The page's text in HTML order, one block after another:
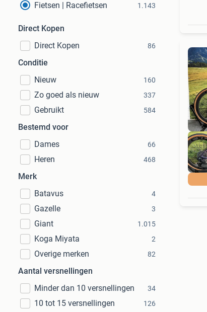
Fietsen | Racefietsen
1.143
Direct Kopen
Direct Kopen
86
Conditie
Nieuw
160
Zo goed als nieuw 337
Gebruikt 584
Bestemd voor
Dames
66
Heren 468
Merk
Batavus
4
Gazelle 3
Giant 1.015
Koga Miyata 2
Overige merken 82
Aantal versnellingen
Minder dan 10 versnellingen
34
10 tot 15 versnellingen 126